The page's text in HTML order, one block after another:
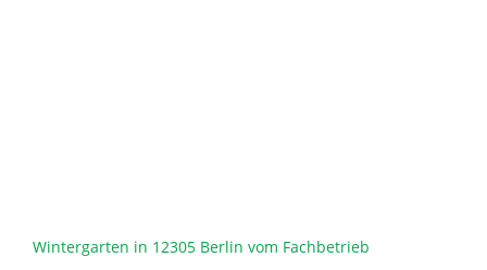
Wintergarten in 12305 Berlin vom Fachbetrieb